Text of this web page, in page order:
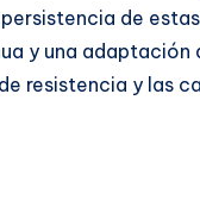
de
y una
resistencia y las